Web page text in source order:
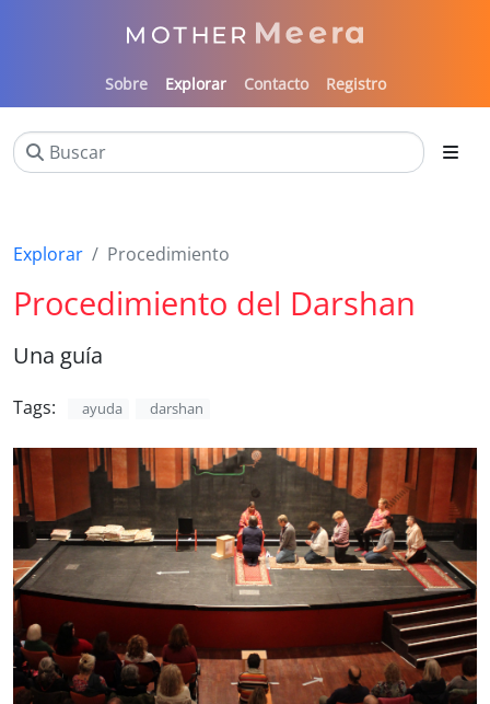
Sobre Explorar Contacto Registro
Explorar Procedimiento
Procedimiento del Darshan
Una guía
Tags: ayuda darshan